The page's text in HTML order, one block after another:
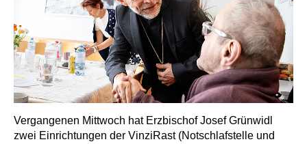
Vergangenen Mittwoch hat Erzbischof Josef Grünwidl
zwei Einrichtungen der VinziRast (Notschlafstelle und